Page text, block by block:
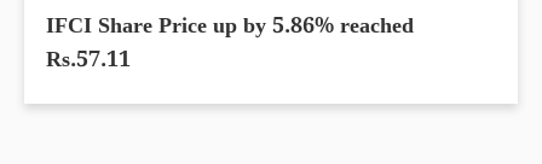
IFCI Share Price up by 5.86% reached
Rs.57.11